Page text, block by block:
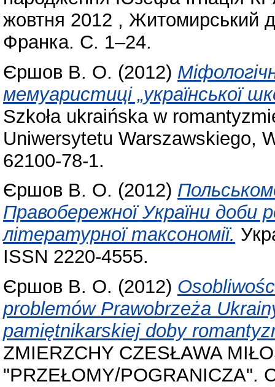
жовтня 2012 , Житомирський
Франка. С. 1–24.
Єршов В. О. (2012)
мемуаристиці „української
Szkoła ukraińska w
Uniwersytetu Warszawskiego,
62100-78-1.
Єршов В. О. (2012)
Правобережної України доби
літературної таксономії.
ISSN 2220-4555.
Єршов В. О. (2012)
problemów Prawobrzeża
pamiętnikarskiej doby
ZMIERZCHY CZESŁAWA
"PRZEŁOMY/POGRANICZA".